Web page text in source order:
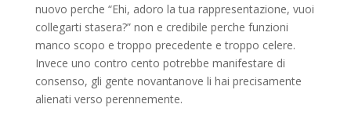
nuovo perche “Ehi, adoro la tua rappresentazione, vuoi
collegarti stasera?” non e credibile perche funzioni
manco scopo e troppo precedente e troppo celere.
Invece uno contro cento potrebbe manifestare di
consenso, gli gente novantanove li hai precisamente
alienati verso perennemente.